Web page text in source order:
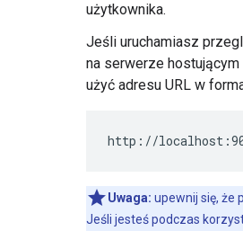
użytkownika.
Jeśli uruchamiasz
na serwerze
użyć adresu URL w
http://
Uwaga: upewnij się, że
Jeśli jesteś podczas